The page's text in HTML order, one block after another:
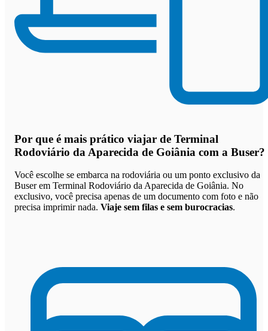
Por que é mais prático viajar de Terminal
Rodoviário da Aparecida de Goiânia com a Buser?
Você escolhe se embarca na rodoviária ou um ponto exclusivo da
Buser em Terminal Rodoviário da Aparecida de Goiânia. No
exclusivo, você precisa apenas de um documento com foto e não
precisa imprimir nada. Viaje sem filas e sem burocracias.